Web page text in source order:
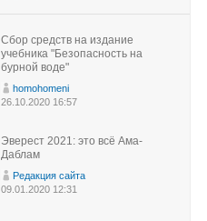
Сбор средств на издание
учебника "Безопасность на
бурной воде"
homohomeni
26.10.2020 16:57
Эверест 2021: это всё Ама-
Даблам
Редакция сайта
09.01.2020 12:31